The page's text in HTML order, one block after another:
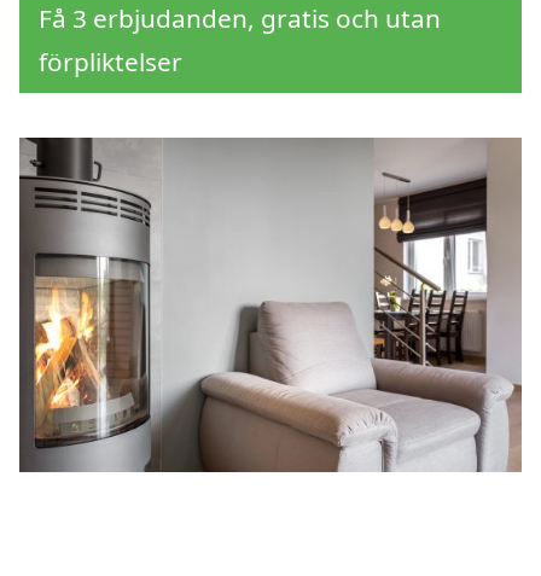
Få 3 erbjudanden, gratis och utan
förpliktelser